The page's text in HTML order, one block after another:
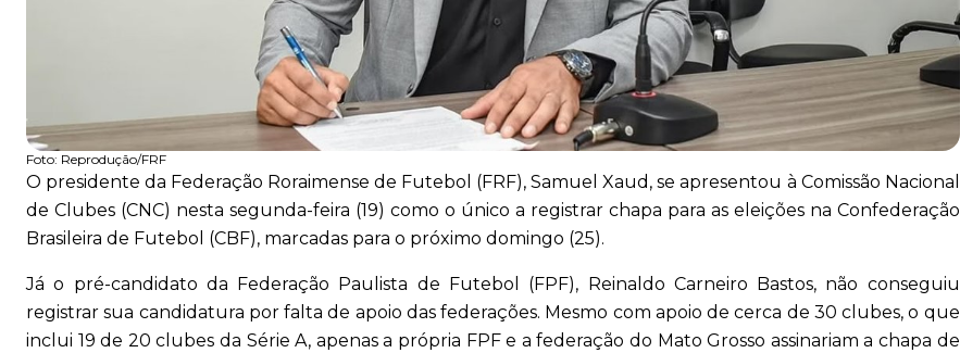
Foto: Reprodução/FRF
O presidente da Federação Roraimense de Futebol (FRF), Samuel Xaud, se apresentou à Comissão Nacional
de Clubes (CNC) nesta segunda-feira (19) como o único a registrar chapa para as eleições na Confederação
Brasileira de Futebol (CBF), marcadas para o próximo domingo (25).
Já o pré-candidato da Federação Paulista de Futebol (FPF), Reinaldo Carneiro Bastos, não conseguiu
registrar sua candidatura por falta de apoio das federações. Mesmo com apoio de cerca de 30 clubes, o que
inclui 19 de 20 clubes da Série A, apenas a própria FPF e a federação do Mato Grosso assinariam a chapa de